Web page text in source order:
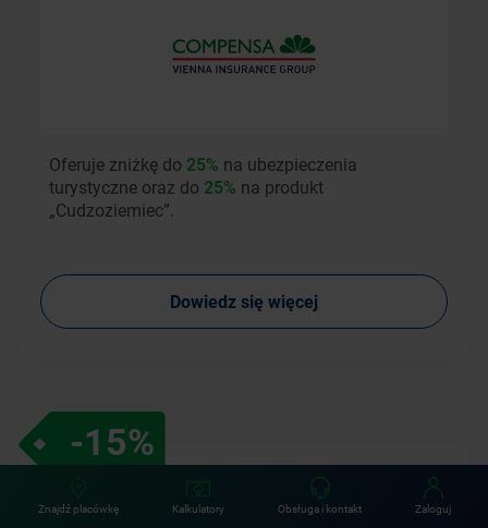
Oferuje zniżkę do 25% na ubezpieczenia
turystyczne oraz do 25% na produkt
„Cudzoziemiec”.
Dowiedz się więcej
-15%
Znajdź placówkę Kalkulatory Obsługa i kontakt Zaloguj